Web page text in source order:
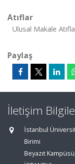
Atıflar
Ulusal Makale
Paylaş
İletişim
İstanbul
Birimi
Beyazıt